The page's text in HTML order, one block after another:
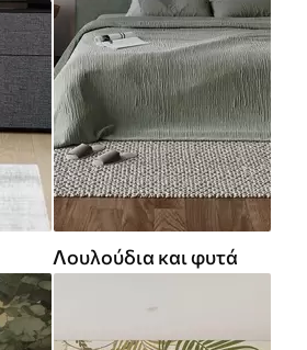
Λουλούδια και φυτά